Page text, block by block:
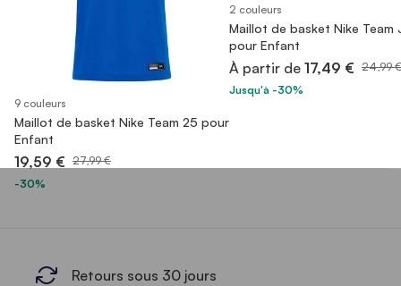
9 couleurs
Maillot de basket Nike Team 25 pour
Enfant
19,59 € 27,99 €
-30%
2 couleurs
Maillot de basket Nike Team
pour Enfant
À partir de 17,49 € 24,99 €
Jusqu'à -30%
Retours sous 30 jours